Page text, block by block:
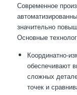
Современное
значительно
Основные
Координатно-
обеспечивают
сложных
точек и